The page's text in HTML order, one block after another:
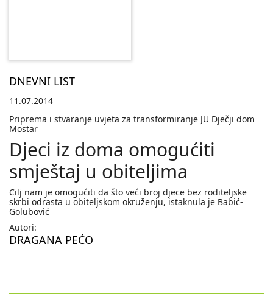
DNEVNI LIST
11.07.2014
Priprema i stvaranje uvjeta za transformiranje JU Dječji dom
Mostar
Djeci iz doma omogućiti
smještaj u obiteljima
Cilj nam je omogućiti da što veći broj djece bez roditeljske
skrbi odrasta u obiteljskom okruženju, istaknula je Babić-
Golubović
Autori:
DRAGANA PEĆO